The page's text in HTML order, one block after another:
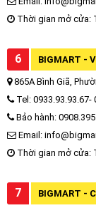
Thời gian mở cửa:
6 BIGMART -
865A Bình Giã,
Tel: 0933.93.93.67-
Bảo hành:
Email:
Thời gian mở cửa:
7 BIGMART -